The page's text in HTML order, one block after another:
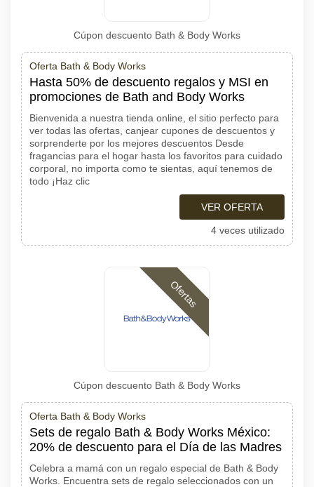
Cúpon descuento Bath & Body Works
Oferta Bath & Body Works
Hasta 50% de descuento regalos y MSI en
promociones de Bath and Body Works
Bienvenida a nuestra tienda online, el sitio perfecto para
ver todas las ofertas, canjear cupones de descuentos y
sorprenderte por los mejores descuentos Desde
fragancias para el hogar hasta los favoritos para cuidado
corporal, no importa como te sientas, aquí tenemos de
todo ¡Haz clic
VER OFERTA
4 veces utilizado
Ofertas
Cúpon descuento Bath & Body Works
Oferta Bath & Body Works
Sets de regalo Bath & Body Works México:
20% de descuento para el Día de las Madres
Celebra a mamá con un regalo especial de Bath & Body
Works. Encuentra sets de regalo seleccionados con un